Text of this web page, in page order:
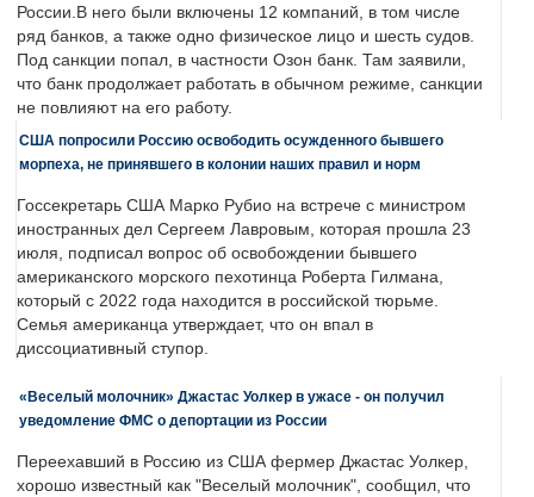
России.В него были включены 12 компаний, в том числе
ряд банков, а также одно физическое лицо и шесть судов.
Под санкции попал, в частности Озон банк. Там заявили,
что банк продолжает работать в обычном режиме, санкции
не повлияют на его работу.
США попросили Россию освободить осужденного бывшего
морпеха, не принявшего в колонии наших правил и норм
Госсекретарь США Марко Рубио на встрече с министром
иностранных дел Сергеем Лавровым, которая прошла 23
июля, подписал вопрос об освобождении бывшего
американского морского пехотинца Роберта Гилмана,
который с 2022 года находится в российской тюрьме.
Семья американца утверждает, что он впал в
диссоциативный ступор.
«Веселый молочник» Джастас Уолкер в ужасе - он получил
уведомление ФМС о депортации из России
Переехавший в Россию из США фермер Джастас Уолкер,
хорошо известный как "Веселый молочник", сообщил, что